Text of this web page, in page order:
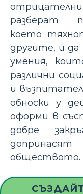
разберат
което
другите, и
умения,
различни
и
обноски у
оформи в
добре
обществото.